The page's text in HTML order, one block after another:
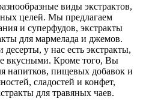
виды экстрактов,
целей. Мы предлагаем
и суперфудов, экстракты
для мармелада и джемов.
у нас есть экстракты,
вкусными. Кроме того, Вы
напитков, пищевых добавок и
сладостей и конфет,
для травяных чаев.